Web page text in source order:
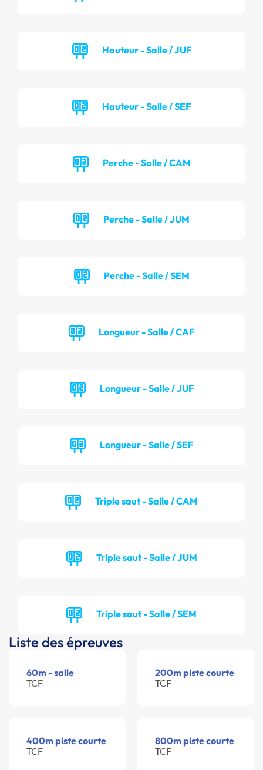
Hauteur - Salle / JUF
Hauteur - Salle / SEF
Perche - Salle / CAM
Perche - Salle / JUM
Perche - Salle / SEM
Longueur - Salle / CAF
Longueur - Salle / JUF
Longueur - Salle / SEF
Triple saut - Salle / CAM
Triple saut - Salle / JUM
Triple saut - Salle / SEM
Liste des épreuves
60m - salle
TCF -
200m piste courte
TCF -
400m piste courte
TCF -
800m piste courte
TCF -